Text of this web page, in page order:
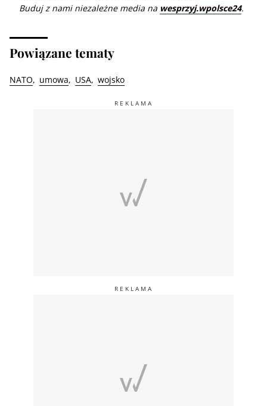
Buduj z nami niezależne media na wesprzyj.wpolsce24.
Powiązane tematy
NATO umowa USA wojsko